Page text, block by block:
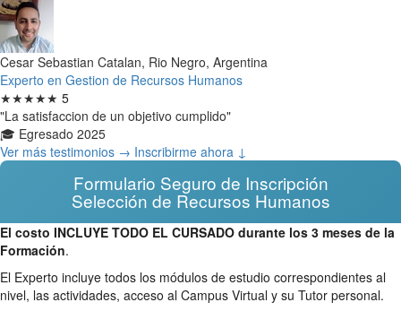
Cesar Sebastian Catalan, Rio Negro, Argentina
Experto en Gestion de Recursos Humanos
★★★★★ 5
"La satisfaccion de un objetivo cumplido"
🎓 Egresado 2025
Ver más testimonios → Inscribirme ahora ↓
Formulario Seguro de Inscripción
Selección de Recursos Humanos
El costo INCLUYE TODO EL CURSADO durante los 3 meses de la
Formación.
El Experto incluye todos los módulos de estudio correspondientes al
nivel, las actividades, acceso al Campus Virtual y su Tutor personal.